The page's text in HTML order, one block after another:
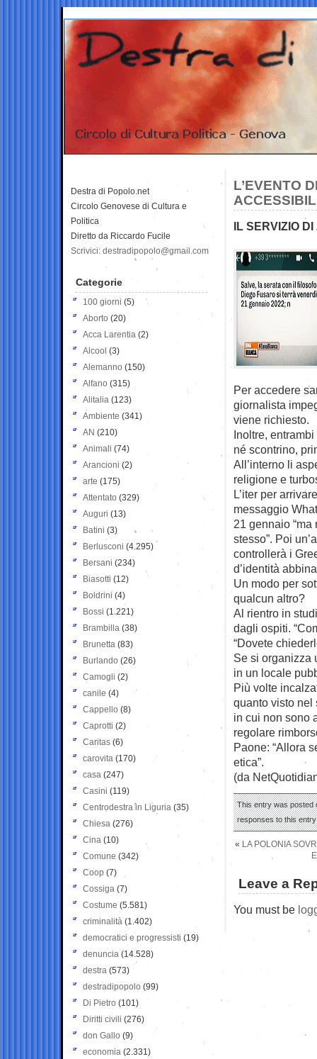
L’EVENTO
IL SERVIZIO
Per accedere
giornalista
viene richiesto.
Inoltre,
né scontrino,
All’interno li
religione e
L’iter per
messaggio
21 gennaio
stesso”. Poi
controllerà i
d’identità
Un modo per
qualcun altro?
Al rientro in
dagli ospiti.
“Dovete
Se si organizza
in un locale
Più volte
quanto visto nel
in cui non sono
regolare
Paone: “Allora
etica”.
(da
This entry was posted
responses to this
« LA POLONIA
Leave a
You must be
Destra di Popolo.net
Circolo Genovese di Cultura e
Politica
Diretto da Riccardo Fucile
Scrivici: destradipopolo@gmail.com
Categorie
100 giorni (5)
Aborto (20)
Acca Larentia (2)
Alcool (3)
Alemanno (150)
Alfano (315)
Alitalia (123)
Ambiente (341)
AN (210)
Animali (74)
Arancioni (2)
arte (175)
Attentato (329)
Auguri (13)
Batini (3)
Berlusconi (4.295)
Bersani (234)
Biasotti (12)
Boldrini (4)
Bossi (1.221)
Brambilla (38)
Brunetta (83)
Burlando (26)
Camogli (2)
canile (4)
Cappello (8)
Caprotti (2)
Caritas (6)
carovita (170)
casa (247)
Casini (119)
Centrodestra in Liguria (35)
Chiesa (276)
Cina (10)
Comune (342)
Coop (7)
Cossiga (7)
Costume (5.581)
criminalità (1.402)
democratici e progressisti (19)
denuncia (14.528)
destra (573)
destradipopolo (99)
Di Pietro (101)
Diritti civili (276)
don Gallo (9)
economia (2.331)